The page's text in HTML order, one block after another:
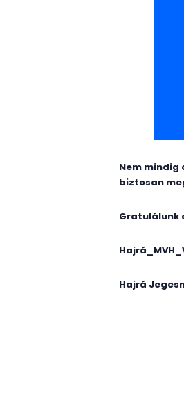
Nem mindig
biztosan
Gratulálunk
Hajrá